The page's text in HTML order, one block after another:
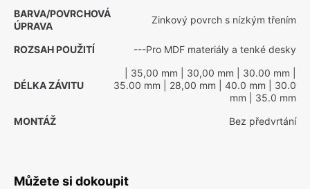
BARVA/POVRCHOVÁ
ÚPRAVA
Zinkový povrch s nízkým třením
ROZSAH POUŽITÍ ---Pro MDF materiály a tenké desky
DÉLKA ZÁVITU
| 35,00 mm | 30,00 mm | 30.00 mm
35.00 mm | 28,00 mm | 40.0 mm | 30.0
mm | 35.0 mm
MONTÁŽ
Bez předvrtání
Můžete si dokoupit